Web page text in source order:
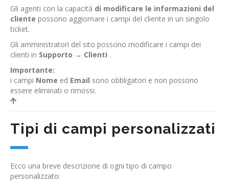
Gli agenti con la capacità di modificare le informazioni del
cliente possono aggiornare i campi del cliente in un singolo
ticket.
Gli amministratori del sito possono modificare i campi dei
clienti in Supporto → Clienti .
Importante:
i campi Nome ed Email sono obbligatori e non possono
essere eliminati o rimossi.
Tipi di campi personalizzati
Ecco una breve descrizione di ogni tipo di campo
personalizzato: